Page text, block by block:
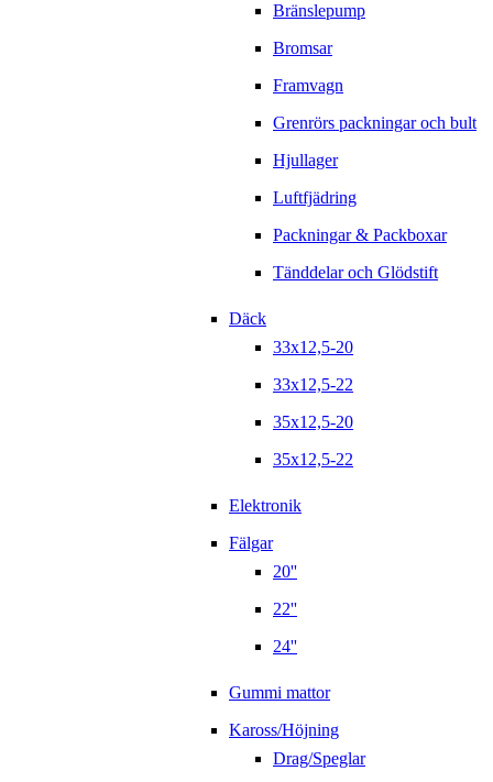
Bränslepump
Bromsar
Framvagn
Grenrörs packningar och bult
Hjullager
Luftfjädring
Packningar & Packboxar
Tänddelar och Glödstift
Däck
33x12,5-20
33x12,5-22
35x12,5-20
35x12,5-22
Elektronik
Fälgar
20''
22''
24''
Gummi mattor
Kaross/Höjning
Drag/Speglar